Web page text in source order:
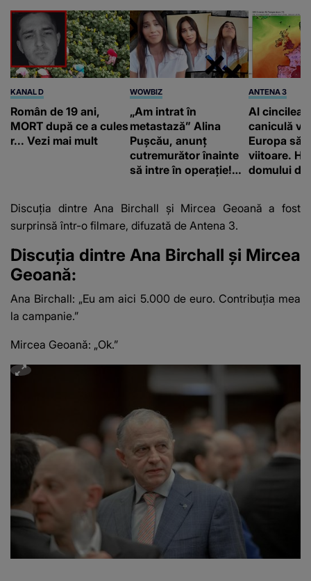
KANAL D
Român de 19 ani,
MORT după ce a cules
r... Vezi mai mult
WOWBIZ
„Am intrat în
metastază” Alina
Pușcău, anunț
cutremurător înainte
să intre în operație!
fanilor
ANTENA 3
Al cincilea
caniculă
Europa
viitoare.
domului de
Discuția dintre Ana Birchall și Mircea Geoană a fost
surprinsă într-o filmare, difuzată de Antena 3.
Discuția dintre Ana Birchall și Mircea
Geoană:
Ana Birchall: „Eu am aici 5.000 de euro. Contribuția mea
la campanie.”
Mircea Geoană: „Ok.”